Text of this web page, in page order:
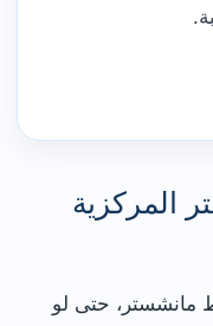
المركزية
مانشستر، حتى لو